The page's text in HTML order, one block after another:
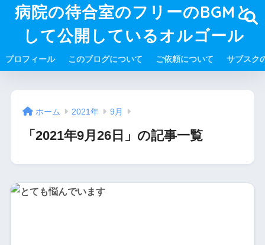
病院の待合室のフリーのBGMと
して公開しているオルゴール
プロフィール このブログについて ご依頼について サブスク
ホーム 2021年 9月
「2021年9月26日」の記事一覧